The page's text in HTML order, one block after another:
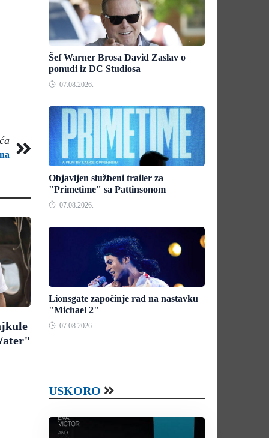
Šef Warner Brosa David Zaslav o
ponudi iz DC Studiosa
07.08.2026.
Objavljen službeni trailer za
"Primetime" sa Pattinsonom
07.08.2026.
Lionsgate započinje rad na nastavku
"Michael 2"
07.08.2026.
USKORO